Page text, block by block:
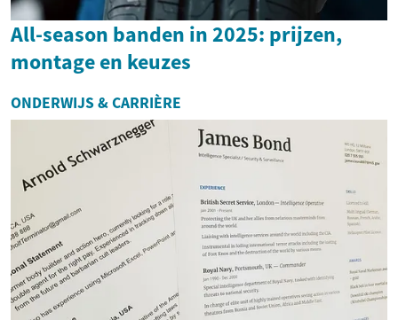
All-season banden in 2025: prijzen,
montage en keuzes
ONDERWIJS & CARRIÈRE